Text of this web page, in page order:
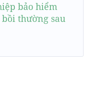
bảo hiểm
thường sau